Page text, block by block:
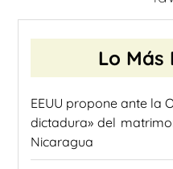
Lo Más
EEUU propone ante la
dictadura» del
Nicaragua